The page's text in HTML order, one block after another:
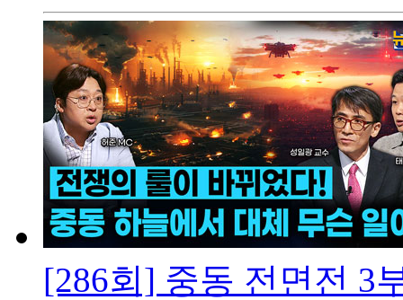
[286회] 중동 전면전 3